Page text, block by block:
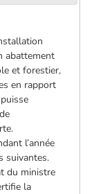
abattement
et forestier,
en rapport
l’année
suivantes.
du ministre
la